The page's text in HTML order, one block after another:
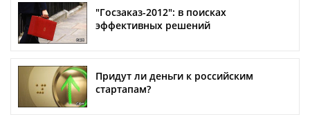
"Госзаказ-2012": в поисках
эффективных решений
Придут ли деньги к российским
стартапам?